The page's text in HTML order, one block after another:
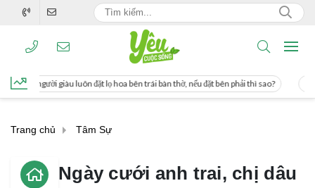
đặt lọ hoa bên trái bàn thờ, nếu đặt bên phải thì sao? Cách uống nước
Trang chủ Tâm Sự
Ngày cưới anh trai, chị dâu